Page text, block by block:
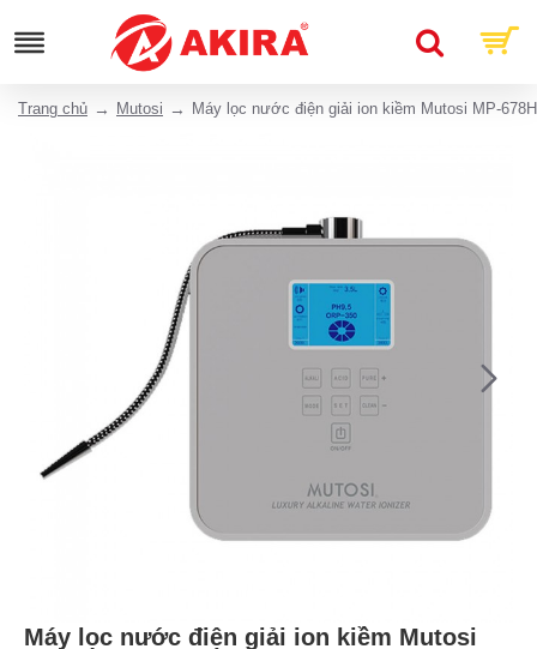
Trang chủ Mutosi Máy lọc nước điện giải ion kiềm Mutosi MP-
Máy lọc nước điện giải ion kiềm Mutosi